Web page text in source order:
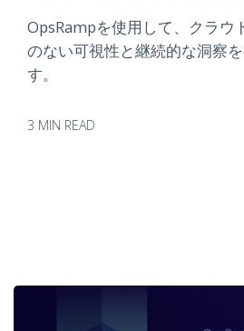
OpsRampを使用して、クラウ
のない可視性と継続的な洞察
す。
3 MIN READ